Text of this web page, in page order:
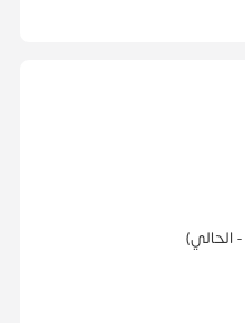
الحالي)